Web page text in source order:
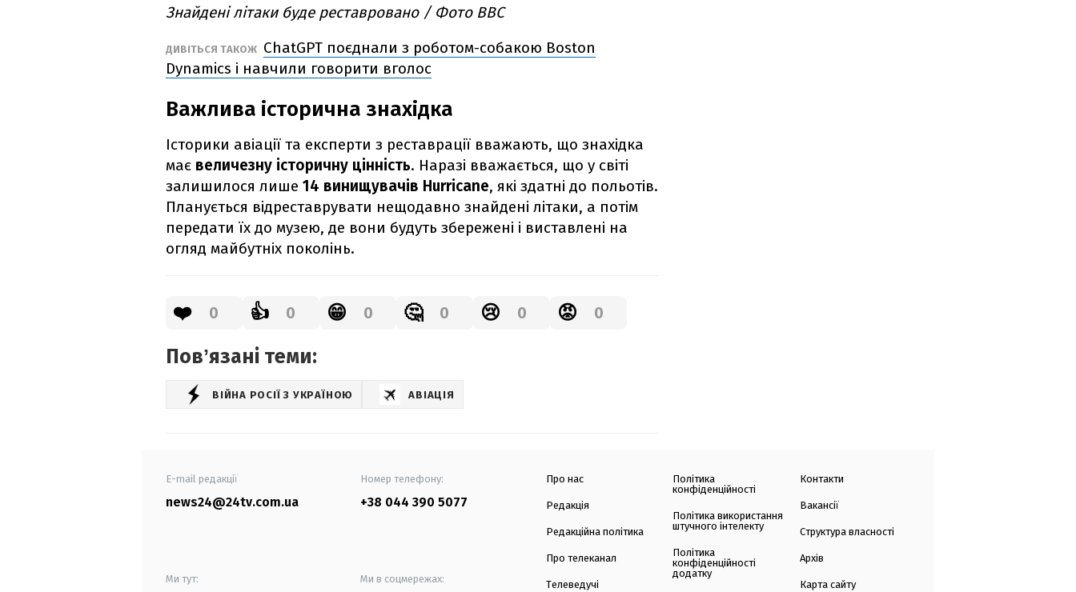
Знайдені літаки буде реставровано / Фото BBC
ДИВІТЬСЯ ТАКОЖ ChatGPT поєднали з роботом-собакою Boston
Dynamics і навчили говорити вголос
Важлива історична знахідка
Історики авіації та експерти з реставрації вважають, що знахідка
має величезну історичну цінність. Наразі вважається, що у світі
залишилося лише 14 винищувачів Hurricane, які здатні до польотів.
Планується відреставрувати нещодавно знайдені літаки, а потім
передати їх до музею, де вони будуть збережені і виставлені на
огляд майбутніх поколінь.
❤️ 0 👍 0 😁 0 🤔 0 😢 0 😡 0
Повʼязані теми:
ВІЙНА РОСІЇ З УКРАЇНОЮ АВІАЦІЯ
E-mail редакції
news24@24tv.com.ua
Номер телефону:
+38 044 390 5077
Ми тут: Ми в соцмережах:
Про нас
Редакція
Редакційна політика
Про телеканал
Телеведучі
Політика
конфіденційності
Політика використання
штучного інтелекту
Політика
конфіденційності
додатку
Контакти
Вакансії
Структура власності
Архів
Карта сайту